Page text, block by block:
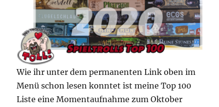
Wie ihr unter dem permanenten Link oben im
Menü schon lesen konntet ist meine Top 100
Liste eine Momentaufnahme zum Oktober